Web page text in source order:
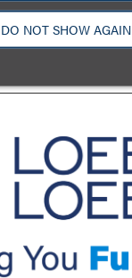
DO NOT SHOW AGAIN
Facebook X
隐私政策 使用条款